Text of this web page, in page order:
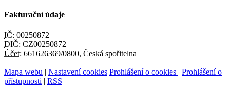
Fakturační údaje
IČ: 00250872
DIČ: CZ00250872
Účet: 661626369/0800, Česká spořitelna
Mapa webu | Nastavení cookies Prohlášení o cookies | Prohlášení o
přístupnosti | RSS